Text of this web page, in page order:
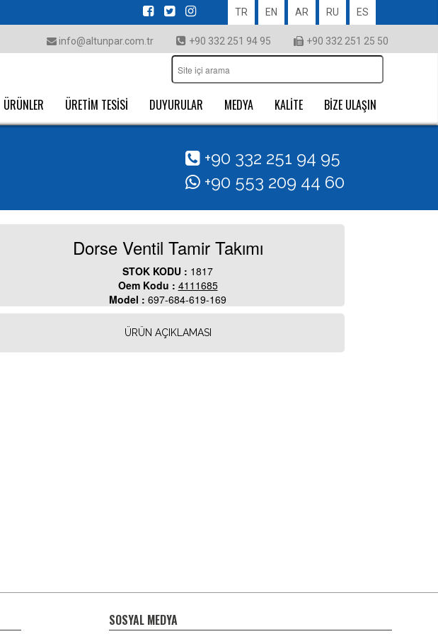
TR EN AR RU ES
info@altunpar.com.tr +90 332 251 94 95 +90 332 251 25 50
ÜRÜNLER ÜRETİM TESİSİ DUYURULAR MEDYA KALİTE BİZE ULAŞIN
+90 332 251 94 95
+90 553 209 44 60
Dorse Ventil Tamir Takımı
STOK KODU : 1817
Oem Kodu : 4111685
Model : 697-684-619-169
ÜRÜN AÇIKLAMASI
SOSYAL MEDYA